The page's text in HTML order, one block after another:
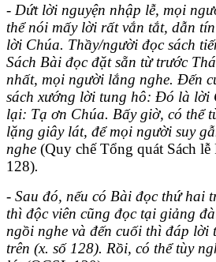
- Dứt lời nguyện nhập lễ, mọi
thể nói mấy lời rất vắn tắt, dẫn
lời Chúa. Thầy/người đọc sách
Sách Bài đọc đặt sẵn từ trước
nhất, mọi người lắng nghe. Đến
sách xướng lời tung hô: Đó là lời
lại: Tạ ơn Chúa. Bấy giờ, có thể
lặng giây lát, để mọi người suy
nghe (Quy chế Tổng quát Sách
128).
- Sau đó, nếu có Bài đọc thứ hai
thì độc viên cũng đọc tại giảng
ngồi nghe và đến cuối thì đáp lời
trên (x. số 128). Rồi, có thể tùy